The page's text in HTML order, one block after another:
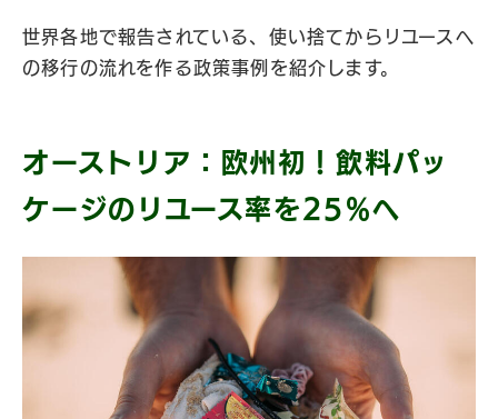
世界各地で報告されている、使い捨てからリユースへ
の移行の流れを作る政策事例を紹介します。
オーストリア：欧州初！飲料パッ
ケージのリユース率を25％へ